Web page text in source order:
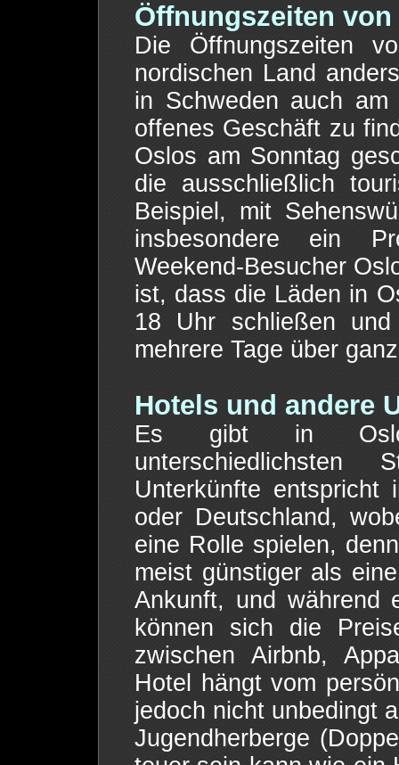
Öffnungszeiten
Die Öffnungszeiten
nordischen Land
in Schweden auch
offenes Geschäft zu
Oslos am Sonntag
die ausschließlich
Beispiel, mit
insbesondere ein
Weekend-Besucher
ist, dass die Läden in
18 Uhr schließen
mehrere Tage über
Hotels und andere
Es gibt in Oslo
Unterkünfte entspricht
oder Deutschland,
eine Rolle spielen,
meist günstiger als
Ankunft, und während
können sich die
zwischen Airbnb,
Hotel hängt vom
jedoch nicht unbedingt
Jugendherberge